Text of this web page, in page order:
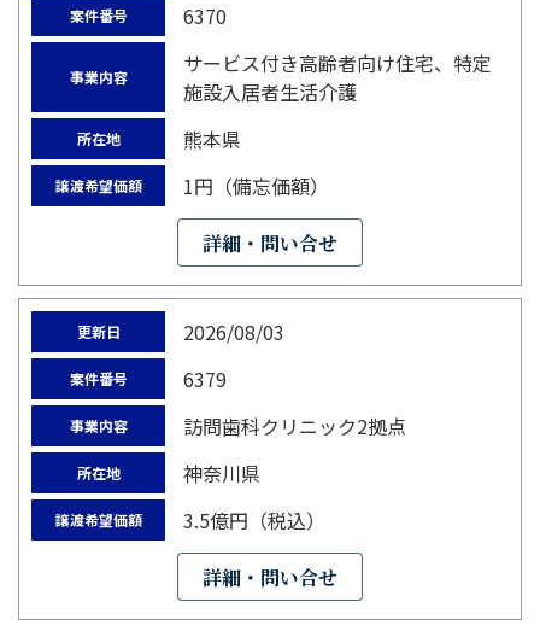
案件番号 6370
事業内容
サービス付き高齢者向け住宅、特定
施設入居者生活介護
所在地 熊本県
譲渡希望価額 1円（備忘価額）
詳細・問い合せ
更新日 2026/08/03
案件番号 6379
事業内容 訪問歯科クリニック2拠点
所在地 神奈川県
譲渡希望価額 3.5億円（税込）
詳細・問い合せ